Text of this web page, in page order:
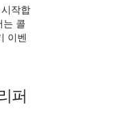
작합
는 콜
이벤
퍼